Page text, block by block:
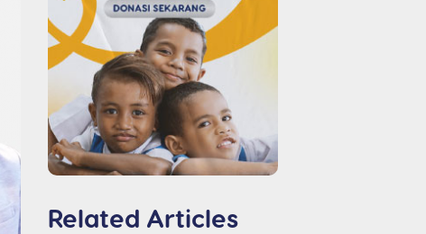
Related Articles